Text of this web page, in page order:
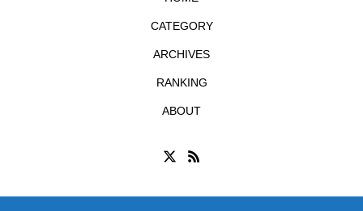
CATEGORY
ARCHIVES
RANKING
ABOUT